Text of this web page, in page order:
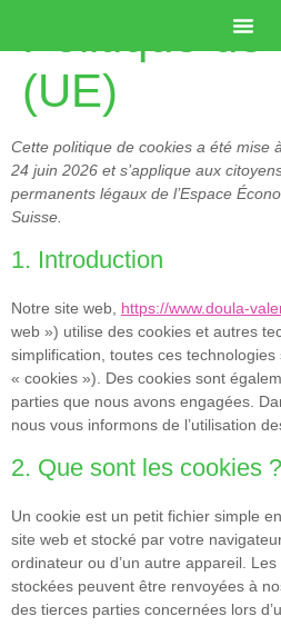
Politique de
(UE)
Cette politique de cookies a été mise
24 juin 2026 et s’applique aux
permanents légaux de l’Espace
Suisse.
1. Introduction
Notre site web, https://www.doula-
web ») utilise des cookies et autres
simplification, toutes ces
« cookies »). Des cookies sont
parties que nous avons engagées.
nous vous informons de l’utilisation
2. Que sont les cookies ?
Un cookie est un petit fichier simple
site web et stocké par votre
ordinateur ou d’un autre appareil.
stockées peuvent être renvoyées à
des tierces parties concernées lors